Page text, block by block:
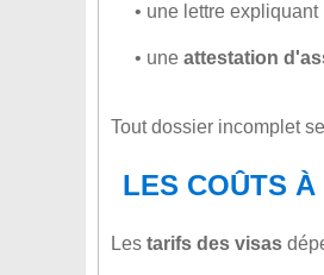
• une lettre expliquant
• une attestation
Tout dossier incomplet
LES COÛTS À
Les tarifs des visas